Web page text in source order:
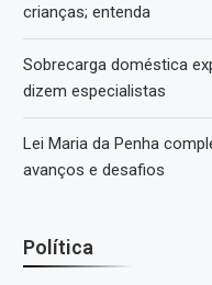
crianças; entenda
Sobrecarga doméstica
dizem especialistas
Lei Maria da Penha
avanços e desafios
Política